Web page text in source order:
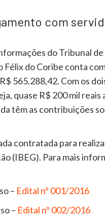
com
do Tribunal
Félix do Coribe conta
565.288,42. Com os
quase R$ 200 mil
têm as contribuições
contratada para
(IBEG). Para mais
– Edital nº 001/2016
– Edital nº 002/2016